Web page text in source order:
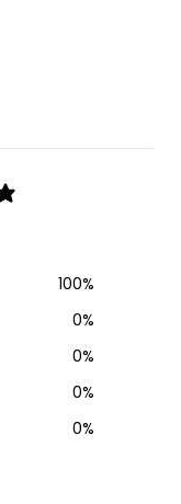
100%
0%
0%
0%
0%